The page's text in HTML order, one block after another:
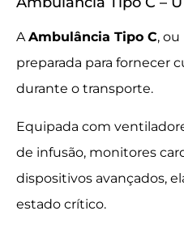
AAmbulância Tipo C, ou
preparada para fornecer
durante o transporte.
Equipada com
de infusão, monitores
dispositivos avançados,
estado crítico.